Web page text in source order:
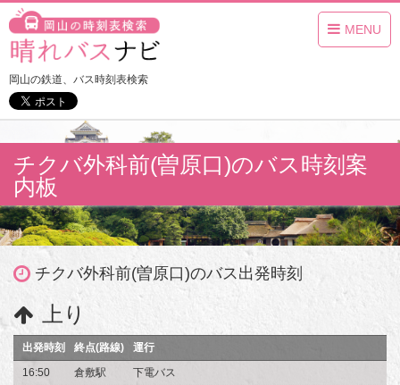
MENU
岡山の鉄道、バス時刻表検索
チクバ外科前(曽原口)のバス時刻案
内板
チクバ外科前(曽原口)のバス出発時刻
上り
出発時刻 終点(路線)
運行
16:50
倉敷駅
下電バス